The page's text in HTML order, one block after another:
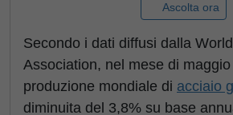
Ascolta ora
Secondo i dati diffusi dalla
Association, nel mese di
produzione mondiale di acciaio
diminuita del 3,8% su base